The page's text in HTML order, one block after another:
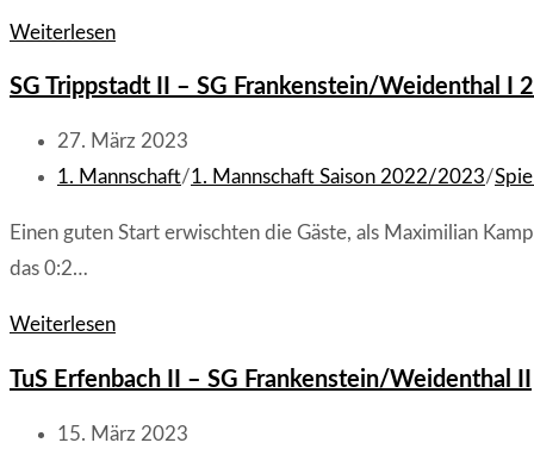
WeiterlesenFC
II
–
SG
I
SG Trippstadt II – SG Frankenstein/Weidenthal I
Beitrag
veröffentlicht:
27. März 2023
Beitrags-
1. Mannschaft/1. Mannschaft Saison 2022/2023/
Einen guten Start erwischten die Gäste, als Maximilian
das 0:2…
WeiterlesenSG
II
–
TuS Erfenbach II – SG Frankenstein/Weidenthal II
Beitrag
15. März 2023